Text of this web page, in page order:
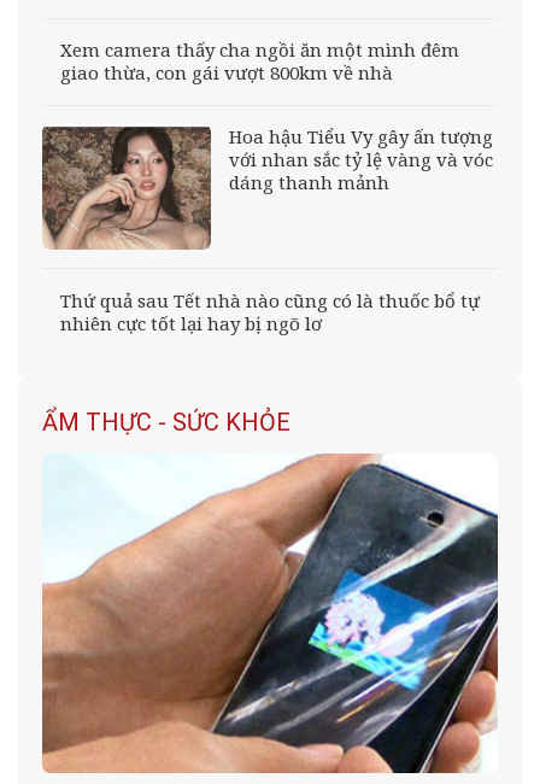
Xem camera thấy cha ngồi ăn một mình đêm
giao thừa, con gái vượt 800km về nhà
Hoa hậu Tiểu Vy gây ấn tượng
với nhan sắc tỷ lệ vàng và vóc
dáng thanh mảnh
Thứ quả sau Tết nhà nào cũng có là thuốc bổ tự
nhiên cực tốt lại hay bị ngõ lơ
ẨM THỰC - SỨC KHỎE